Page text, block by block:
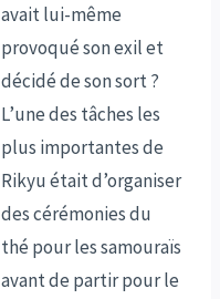
avait lui-même
provoqué son exil et
décidé de son sort ?
L’une des tâches les
plus importantes de
Rikyu était d’organiser
des cérémonies du
thé pour les samouraïs
avant de partir pour le